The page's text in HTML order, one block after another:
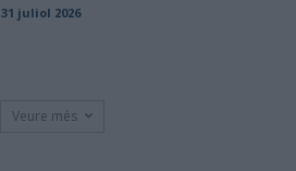
31 juliol 2026
Veure més